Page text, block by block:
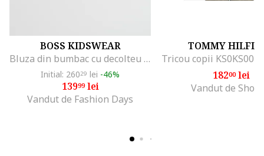
BOSS KIDSWEAR
Bluza din bumbac cu decolteu la baza gatului si logo, Negru/Roz deschis
Initial: 26029 lei -46%
13999lei
Vandut de Fashion Days
TOMMY
Tricou copii
18200lei
Vandut de